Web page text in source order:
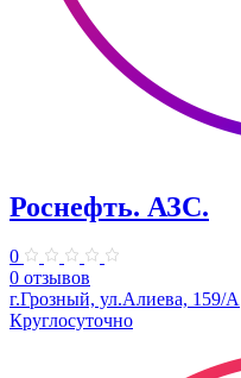
Роснефть. АЗС.
0
0 отзывов
г.Грозный, ул.Алиева, 159/А
Круглосуточно